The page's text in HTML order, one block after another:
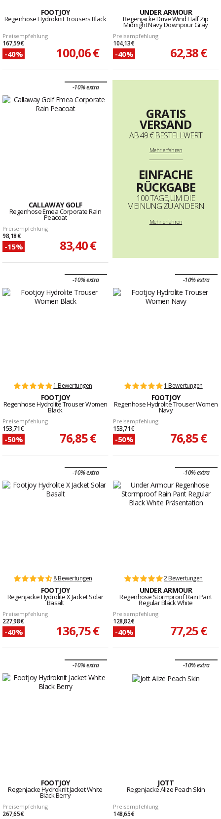
FOOTJOY
Regenhose Hydroknit Trousers Black
Preisempfehlung
167,59 €
-40% 100,06 €
UNDER ARMOUR
Regenjacke Drive Wind Half Zip
Midnight Navy Downpour Gray
Preisempfehlung
104,13 €
-40% 62,38 €
-10% extra
CALLAWAY GOLF
Regenhose Emea Corporate Rain
Peacoat
Preisempfehlung
98,18 €
-15% 83,40 €
GRATIS
VERSAND
AB 49 € BESTELLWERT
Mehrerfahren
--------------------------------------------------------------------
EINFACHE
RÜCKGABE
100 TAGE, UM DIE
MEINUNG ZU ÄNDERN
Mehr erfahren
-10% extra
1 Bewertungen
FOOTJOY
Regenhose Hydrolite Trouser Women
Black
Preisempfehlung
153,71 €
-50% 76,85 €
-10% extra
1 Bewertungen
FOOTJOY
Regenhose Hydrolite Trouser Women
Navy
Preisempfehlung
153,71 €
-50% 76,85 €
-10% extra
8 Bewertungen
FOOTJOY
Regenjacke Hydrolite X Jacket Solar
Basalt
Preisempfehlung
227,98 €
-40% 136,75 €
-10% extra
2 Bewertungen
UNDER ARMOUR
Regenhose Stormproof Rain Pant
Regular Black White
Preisempfehlung
128,82 €
-40% 77,25 €
-10% extra
FOOTJOY
Regenjacke Hydroknit Jacket White
Black Berry
Preisempfehlung
267,65 €
-10% extra
JOTT
Regenjacke Alize Peach Skin
Preisempfehlung
148,65 €